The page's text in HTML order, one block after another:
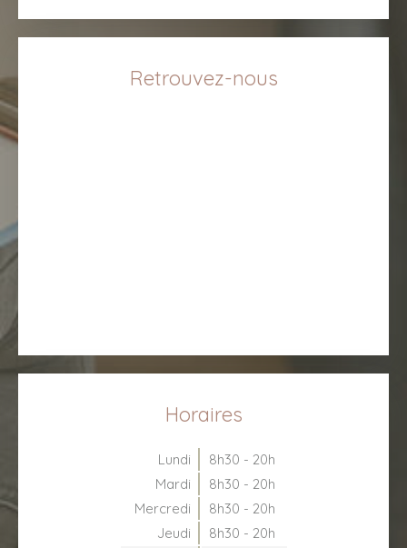
Retrouvez-nous
Horaires
Lundi
8h30 - 20h
Mardi
8h30 - 20h
Mercredi
8h30 - 20h
Jeudi
8h30 - 20h